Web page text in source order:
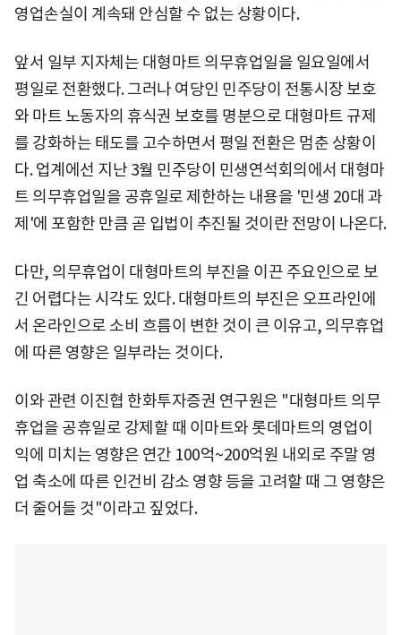
영업손실이 계속돼 안심할 수 없는 상황이다.
앞서 일부 지자체는 대형마트 의무휴업일을 일요일에서
평일로 전환했다. 그러나 여당인 민주당이 전통시장 보호
와 마트 노동자의 휴식권 보호를 명분으로 대형마트 규제
를 강화하는 태도를 고수하면서 평일 전환은 멈춘 상황이
다. 업계에선 지난 3월 민주당이 민생연석회의에서 대형마
트 의무휴업일을 공휴일로 제한하는 내용을 '민생 20대 과
제'에 포함한 만큼 곧 입법이 추진될 것이란 전망이 나온다.
다만, 의무휴업이 대형마트의 부진을 이끈 주요인으로 보
긴 어렵다는 시각도 있다. 대형마트의 부진은 오프라인에
서 온라인으로 소비 흐름이 변한 것이 큰 이유고, 의무휴업
에 따른 영향은 일부라는 것이다.
이와 관련 이진협 한화투자증권 연구원은 "대형마트 의무
휴업을 공휴일로 강제할 때 이마트와 롯데마트의 영업이
익에 미치는 영향은 연간 100억~200억원 내외로 주말 영
업 축소에 따른 인건비 감소 영향 등을 고려할 때 그 영향은
더 줄어들 것"이라고 짚었다.